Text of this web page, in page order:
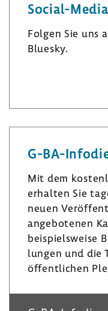
Social-​
Folgen Sie uns
Bluesky.
n
k
d
n
s
t
­
r
a
m
u
e
k
G-​BA-
Mit dem
erhalten Sie
neuen
ange­bo­tenen
beispiels­weise
lungen und die
öffent­li­chen